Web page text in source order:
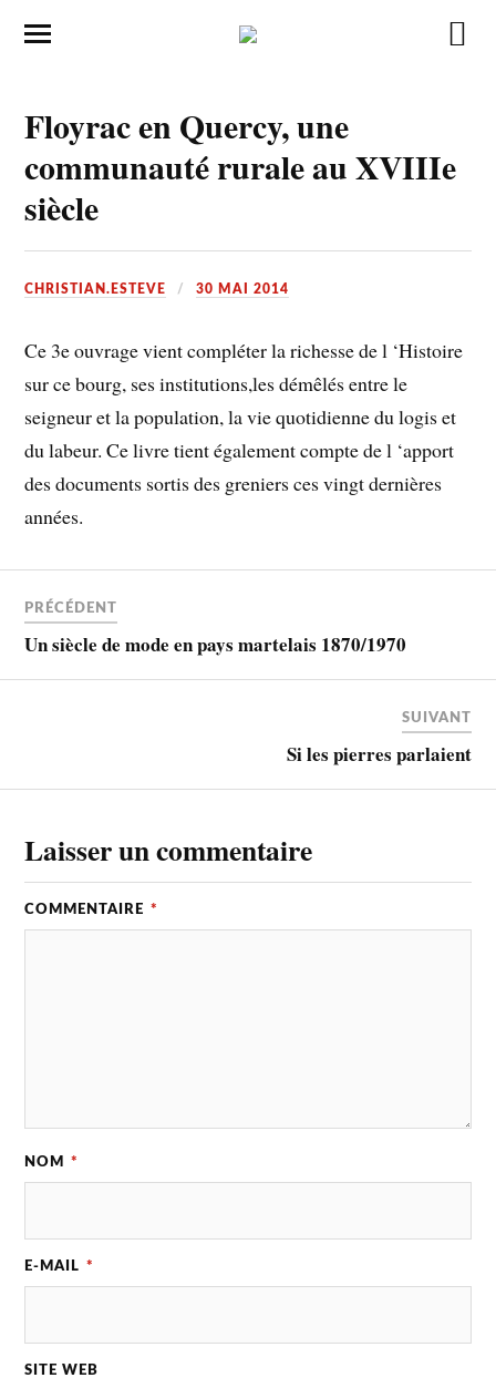
Floyrac en Quercy, une
communauté rurale au XVIIIe
siècle
CHRISTIAN.ESTEVE 30 MAI 2014
Ce 3e ouvrage vient compléter la richesse de l ‘Histoire
sur ce bourg, ses institutions,les démêlés entre le
seigneur et la population, la vie quotidienne du logis et
du labeur. Ce livre tient également compte de l ‘apport
des documents sortis des greniers ces vingt dernières
années.
PRÉCÉDENT
Un siècle de mode en pays martelais 1870/1970
SUIVANT
Si les pierres parlaient
Laisser un commentaire
COMMENTAIRE *
NOM *
E-MAIL *
SITE WEB